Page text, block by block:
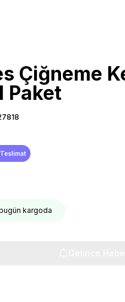
Çiğneme
Paket
Teslimat
kargoda